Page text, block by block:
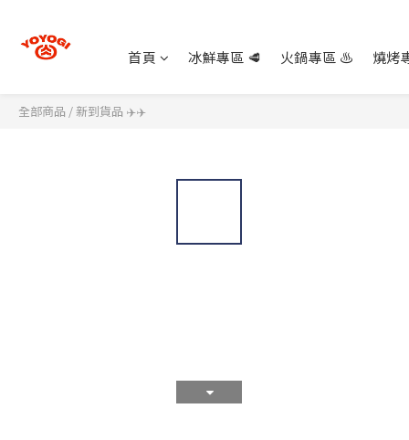
首頁 冰鮮專區 🥩 火鍋專區 ♨️ 燒烤
全部商品 /新到貨品 ✈️✈️